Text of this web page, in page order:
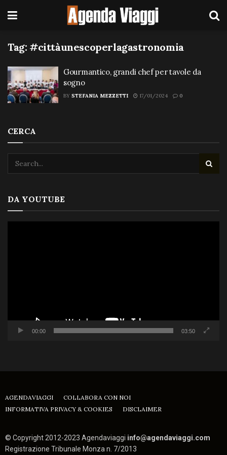
Tag: #cittàunescoperlagastronomia
Gourmantico, grandi chef per tavole da
sogno
BY STEFANIA MEZZETTI 17/01/2024 0
CERCA
DA YOUTUBE
00:00 03:50
AGENDAVIAGGI
COLLABORA CON NOI
INFORMATIVA PRIVACY & COOKIES
DISCLAIMER
© Copyright 2012-2023 Agendaviaggi info@agendaviaggi.com
Registrazione Tribunale Monza n. 7/2013